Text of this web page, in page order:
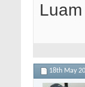
18th May